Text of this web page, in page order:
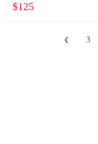
$125
3